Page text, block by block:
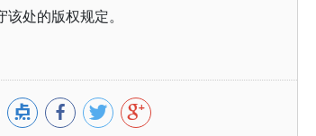
处的版权规定。